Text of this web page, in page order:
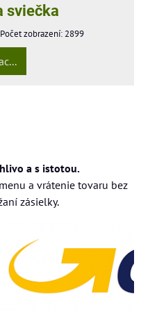
sviečka
Počet zobrazení: 2899
a s istotou.
a vrátenie tovaru bez
zásielky.